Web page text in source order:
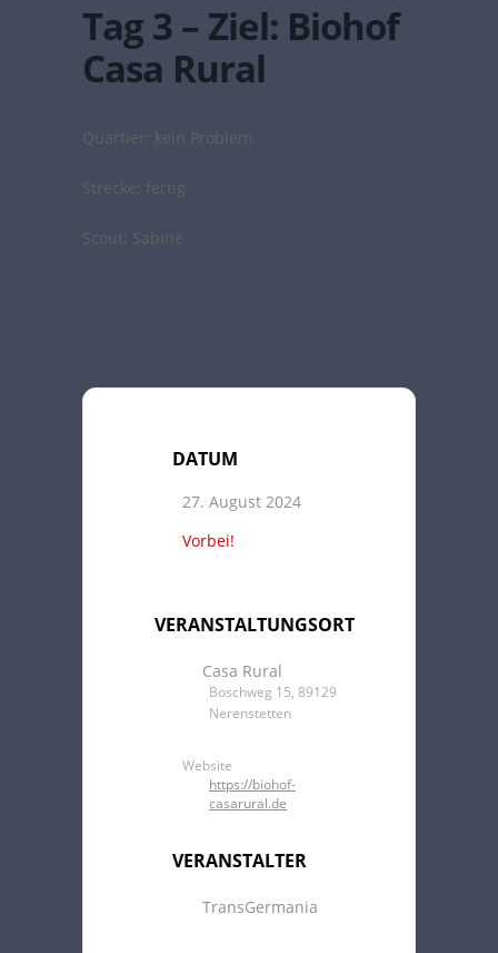
Tag 3 – Ziel: Biohof
Casa Rural
Quartier: kein Problem
Strecke: fertig
Scout: Sabine
DATUM
27. August 2024
Vorbei!
VERANSTALTUNGSORT
Casa Rural
Boschweg 15, 89129
Nerenstetten
Website
https://biohof-
casarural.de
VERANSTALTER
TransGermania